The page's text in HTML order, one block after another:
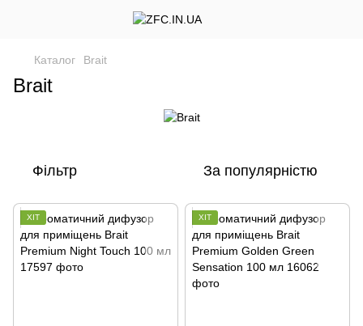
Каталог Brait
Brait
Фільтр За популярністю
ХІТ ХІТ